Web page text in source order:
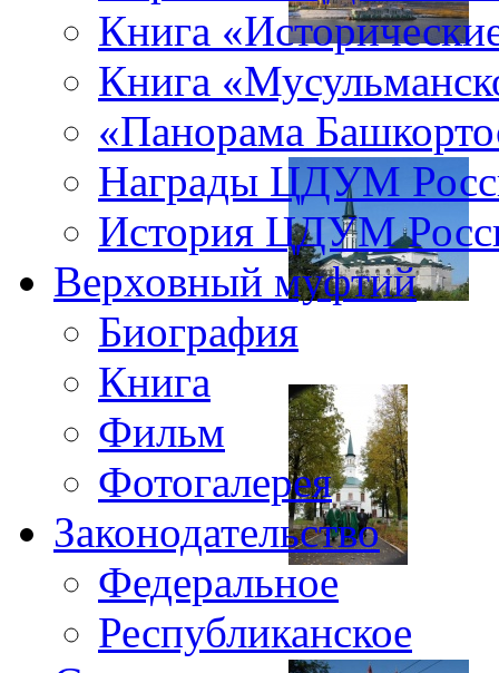
Книга
Книга
«Панорама
Награды ЦДУМ
История ЦДУМ
Верховный муфтий
Биография
Книга
Фильм
Фотогалерея
Законодательство
Федеральное
Республиканское